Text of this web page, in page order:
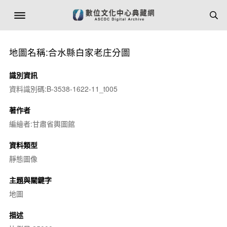
地圖名稱:合水縣白家老庄分圖
識別資訊
資料識別碼:B-3538-1622-11_t005
著作者
編繪者:甘肅省輿圖館
資料類型
靜態圖像
主題與關鍵字
地圖
描述